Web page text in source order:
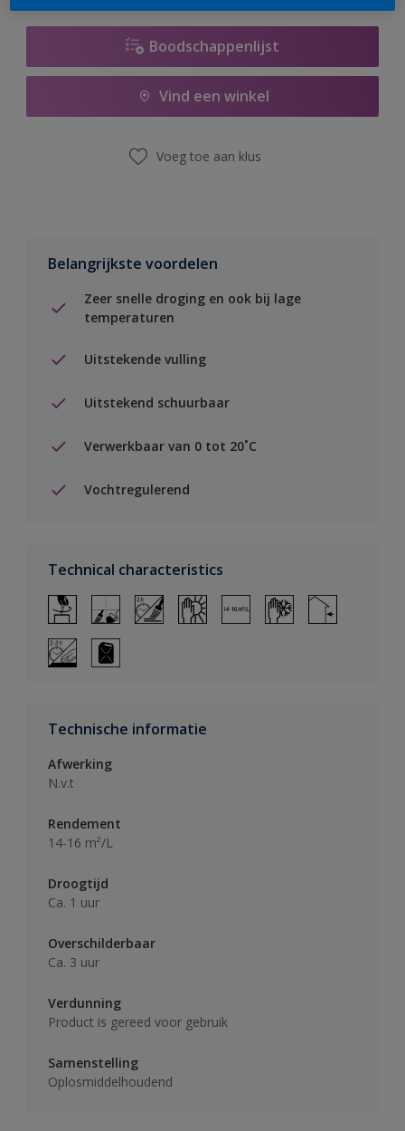
Boodschappenlijst
Vind een winkel
Voeg toe aan klus
Belangrijkste voordelen
Zeer snelle droging en ook bij lage
temperaturen
Uitstekende vulling
Uitstekend schuurbaar
Verwerkbaar van 0 tot 20˚C
Vochtregulerend
Technical characteristics
Technische informatie
Afwerking
N.v.t
Rendement
14-16 m²/L
Droogtijd
Ca. 1 uur
Overschilderbaar
Ca. 3 uur
Verdunning
Product is gereed voor gebruik
Samenstelling
Oplosmiddelhoudend